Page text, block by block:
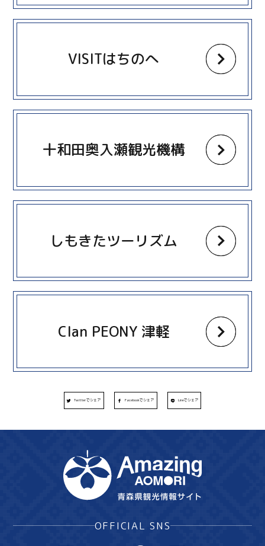
VISITはちのへ
more
十和田奥入瀬観光機構
more
しもきたツーリズム
more
Clan PEONY 津軽
more
Twitterでシェア Facebookでシェア Lineでシェア
OFFICIAL SNS